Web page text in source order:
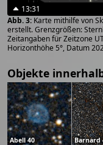
13:31
Karte mithilfe von
erstellt. Grenzgrößen:
Zeitangaben für Zeitzone
Horizonthöhe 5°, Datum
Objekte
Abell 40 Barnard